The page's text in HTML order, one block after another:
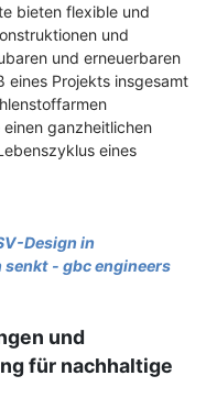
bieten flexible und
und
und erneuerbaren
eines Projekts insgesamt
ganzheitlichen
eines
Design in
senkt - gbc engineers
und
für nachhaltige